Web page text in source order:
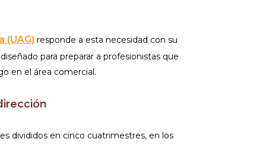
(UAG) responde a esta necesidad con su
para preparar a profesionistas que
en el área comercial.
divididos en cinco cuatrimestres, en los